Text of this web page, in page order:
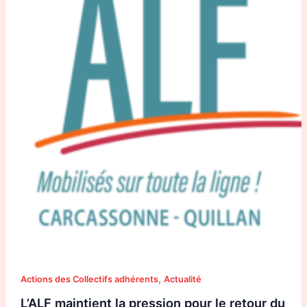
Actions des Collectifs adhérents, Actualité
L’ALF maintient la pression pour le retour du